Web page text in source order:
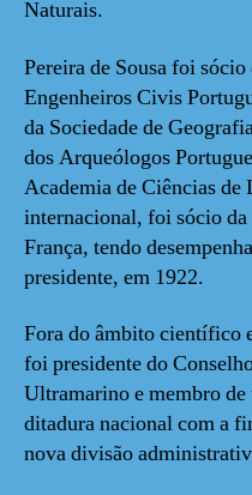
Naturais.
Pereira de Sousa foi
Engenheiros Civis
da Sociedade de
dos Arqueólogos
Academia de Ciências de
internacional, foi sócio
França, tendo
presidente, em 1922.
Fora do âmbito científico
foi presidente do
Ultramarino e membro de
ditadura nacional com a
nova divisão